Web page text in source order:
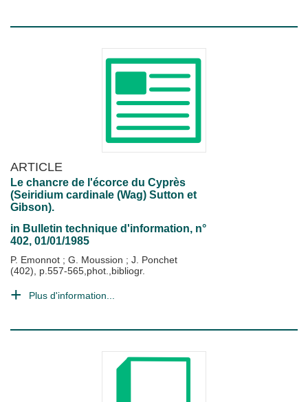
ARTICLE
Le chancre de l'écorce du Cyprès
(Seiridium cardinale (Wag) Sutton et
Gibson).
in Bulletin technique d'information, n°
402, 01/01/1985
P. Emonnot ; G. Moussion ; J. Ponchet
(402), p.557-565,phot.,bibliogr.
Plus d'information...